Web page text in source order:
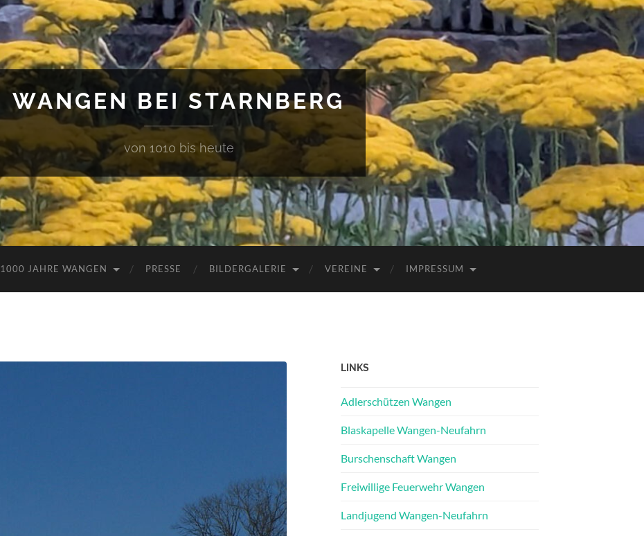
WANGEN BEI STARNBERG
von 1010 bis heute
1000 JAHRE WANGEN PRESSE BILDERGALERIE VEREINE IMPRESSUM
LINKS
Adlerschützen Wangen
Blaskapelle Wangen-Neufahrn
Burschenschaft Wangen
Freiwillige Feuerwehr Wangen
Landjugend Wangen-Neufahrn